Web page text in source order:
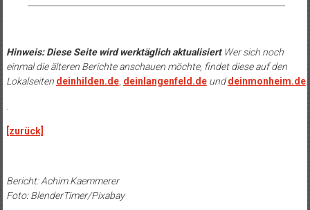
Hinweis: Diese Seite wird werktäglich aktualisiert Wer sich noch
einmal die älteren Berichte anschauen möchte, findet diese auf den
Lokalseiten deinhilden.de, deinlangenfeld.deunddeinmonheim.de.
[zurück]
Bericht: Achim Kaemmerer
Foto: BlenderTimer/Pixabay